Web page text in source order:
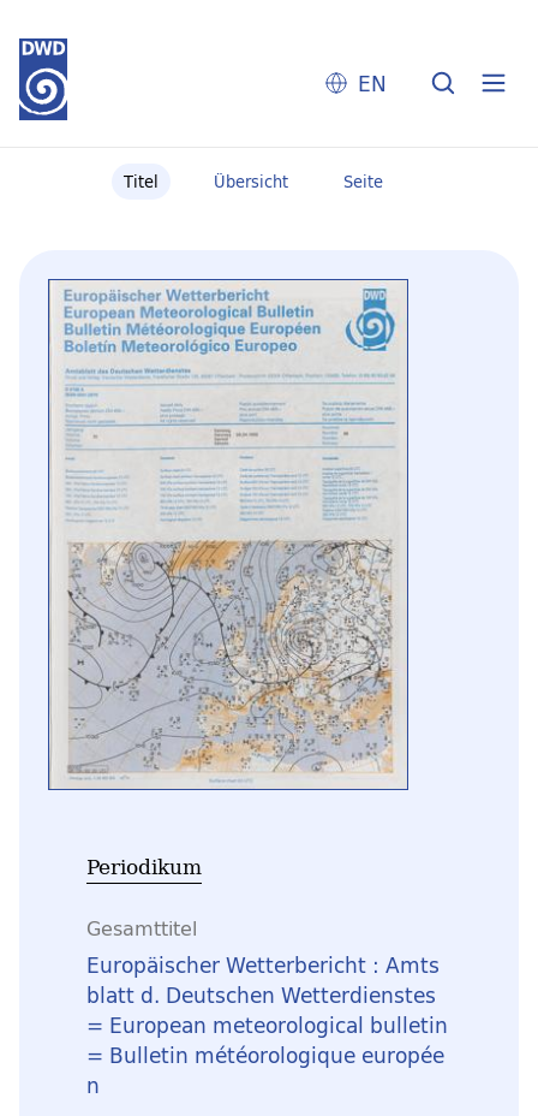
EN
Titel Übersicht Seite
Periodikum
Gesamttitel
Europäischer Wetterbericht : Amts
blatt d. Deutschen Wetterdienstes
= European meteorological bulletin
= Bulletin météorologique europée
n